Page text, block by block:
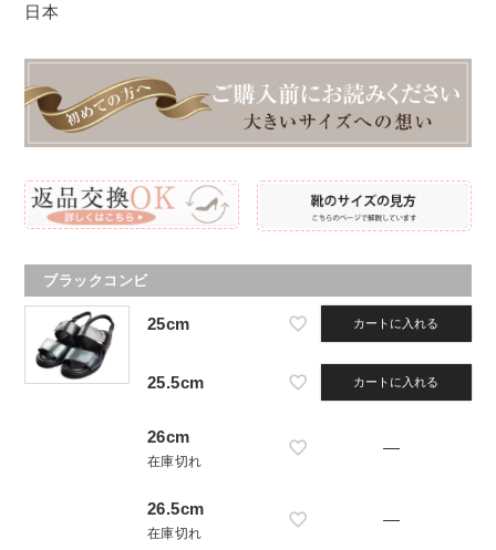
日本
ブラックコンビ
25cm カートに入れる
25.5cm カートに入れる
26cm
在庫切れ
—
26.5cm
在庫切れ
—